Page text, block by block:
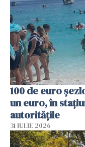
100 de euro
un euro, în
autoritățile
31 IULIE 2026